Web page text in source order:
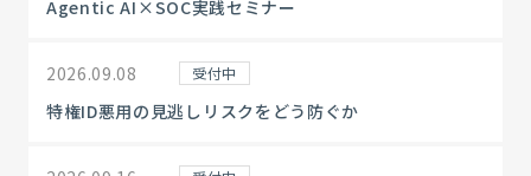
Agentic AI×SOC実践セミナー
2026.09.08 受付中
特権ID悪用の見逃しリスクをどう防ぐか